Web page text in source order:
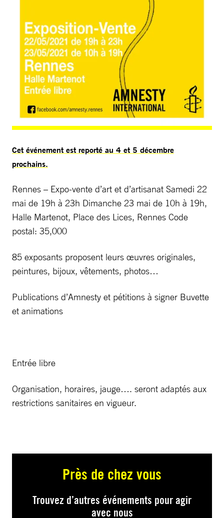
Cet événement est reporté au 4 et 5 décembre
prochains.
Rennes – Expo-vente d’art et d’artisanat Samedi 22
mai de 19h à 23h Dimanche 23 mai de 10h à 19h,
Halle Martenot, Place des Lices, Rennes Code
postal: 35,000
85 exposants proposent leurs œuvres originales,
peintures, bijoux, vêtements, photos…
Publications d’Amnesty et pétitions à signer Buvette
et animations
Entrée libre
Organisation, horaires, jauge…. seront adaptés aux
restrictions sanitaires en vigueur.
Près de chez vous
Trouvez d’autres événements pour agir
avec nous